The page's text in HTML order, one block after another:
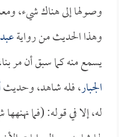
وصولها إلى هناك شيء،
وهذا الحديث من رواية
يسمع منه كما سبق أن مر
الجبار، فله شاهد، وحديث
له، إلا في قوله: (فما